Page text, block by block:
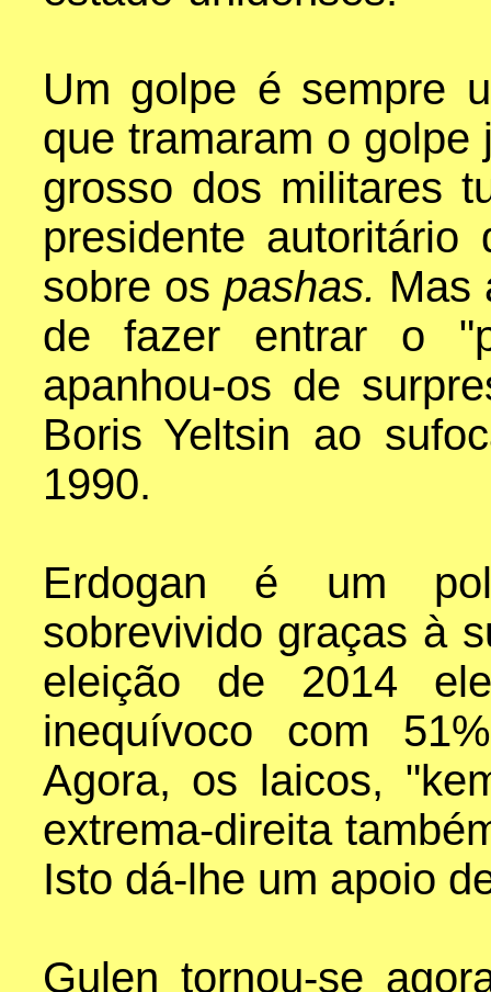
Um golpe é sempre
que tramaram o golpe
grosso dos militares
presidente
sobre os pashas. Mas
de fazer entrar o
apanhou-os de
Boris Yeltsin ao
1990.
Erdogan é um
sobrevivido graças à
eleição de 2014
inequívoco com
Agora, os laicos,
extrema-direita
Isto dá-lhe um apoio
Gulen tornou-se